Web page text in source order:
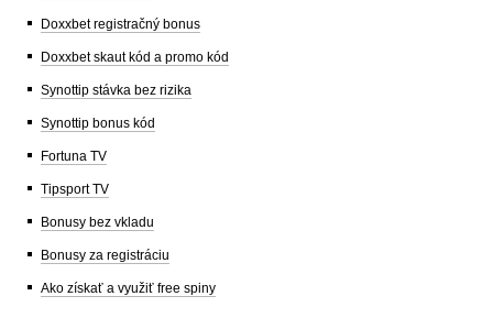
Doxxbet registračný bonus
Doxxbet skaut kód a promo kód
Synottip stávka bez rizika
Synottip bonus kód
Fortuna TV
Tipsport TV
Bonusy bez vkladu
Bonusy za registráciu
Ako získať a využiť free spiny